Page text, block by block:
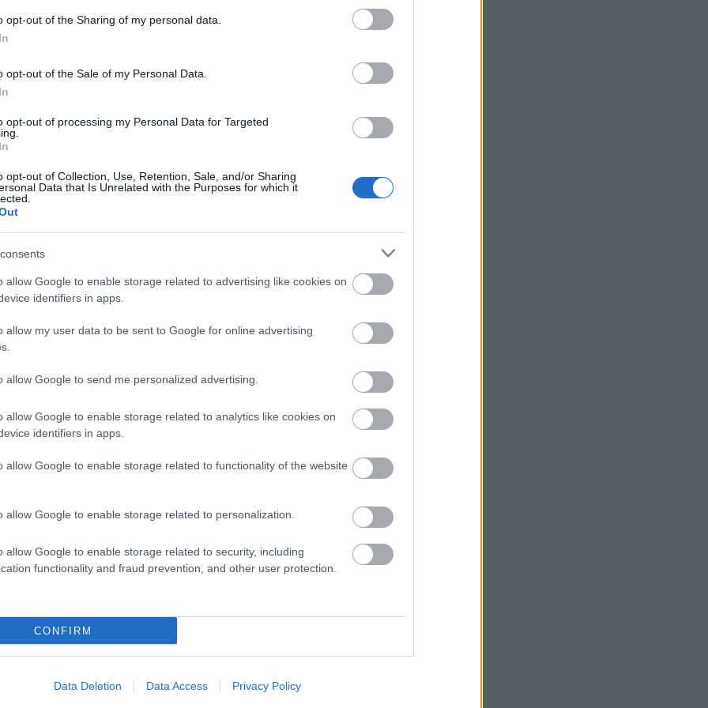
opt-out of the Sharing of my personal data.
opt-out of the Sale of my Personal Data.
opt-out of processing my Personal Data for Targeted
opt-out of Collection, Use, Retention, Sale, and/or Sharing
Data that Is Unrelated with the Purposes for which it
allow Google to enable storage related to advertising like cookies on
identifiers in apps.
allow my user data to be sent to Google for online advertising
allow Google to send me personalized advertising.
allow Google to enable storage related to analytics like cookies on
identifiers in apps.
allow Google to enable storage related to functionality of the website
allow Google to enable storage related to personalization.
allow Google to enable storage related to security, including
functionality and fraud prevention, and other user protection.
CONFIRM
Data Deletion Data Access Privacy Policy
árak
LEGO, van
játszik:
használtan
7636